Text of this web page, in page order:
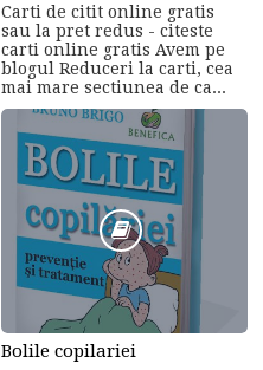
Carti de citit online gratis
sau la pret redus - citeste
carti online gratis Avem pe
blogul Reduceri la carti, cea
mai mare sectiunea de ca...
Bolile copilariei